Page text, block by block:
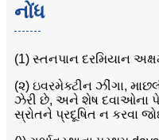
નોંધ
(1) સ્તનપાન દરમિયાન
(૨) ઇવરમેક્ટીન ઝીંગા,
ઝેરી છે, અને શેષ દવાઓના
સ્રોતને પ્રદૂષિત ન કરવા